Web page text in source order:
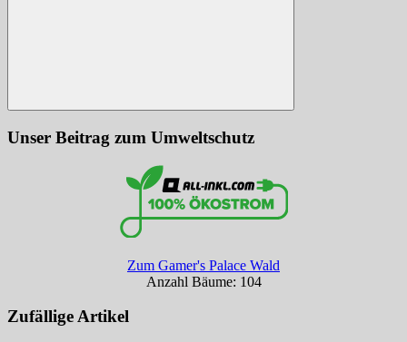
Suchen
Unser Beitrag zum Umweltschutz
Zum Gamer's Palace Wald
Anzahl Bäume: 104
Zufällige Artikel